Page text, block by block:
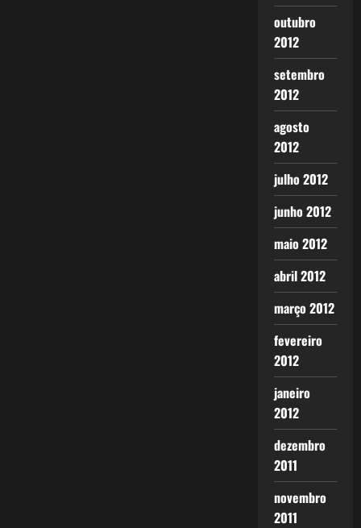
outubro
2012
setembro
2012
agosto
2012
julho 2012
junho 2012
maio 2012
abril 2012
março 2012
fevereiro
2012
janeiro
2012
dezembro
2011
novembro
2011